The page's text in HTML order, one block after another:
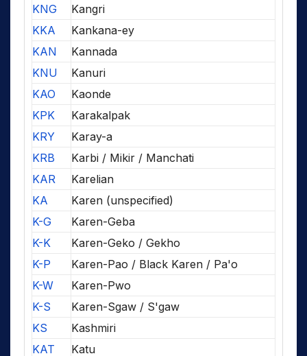
KNG
Kangri
KKA
Kankana-ey
KAN
Kannada
KNU
Kanuri
KAO
Kaonde
KPK
Karakalpak
KRY
Karay-a
KRB
Karbi / Mikir / Manchati
KAR
Karelian
KA
Karen (unspecified)
K-G
Karen-Geba
K-K
Karen-Geko / Gekho
K-P
Karen-Pao / Black Karen / Pa'o
K-W
Karen-Pwo
K-S
Karen-Sgaw / S'gaw
KS
Kashmiri
KAT
Katu